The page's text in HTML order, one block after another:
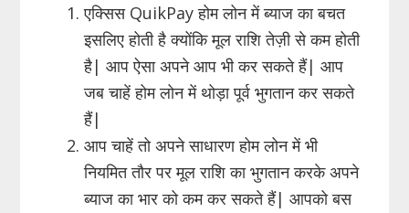
एक्सिस QuikPay होम लोन में ब्याज का बचत
इसलिए होती है क्योंकि मूल राशि तेज़ी से कम होती
है| आप ऐसा अपने आप भी कर सकते हैं| आप
जब चाहें होम लोन में थोड़ा पूर्व भुगतान कर सकते
हैं|
आप चाहें तो अपने साधारण होम लोन में भी
नियमित तौर पर मूल राशि का भुगतान करके अपने
ब्याज का भार को कम कर सकते हैं| आपको बस